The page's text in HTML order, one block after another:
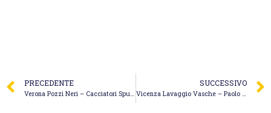
PRECEDENTE
Verona Pozzi Neri – Cacciatori Spurgo
SUCCESSIVO
Vicenza Lavaggio Vasche – Paolo Spurghi Ecoverde